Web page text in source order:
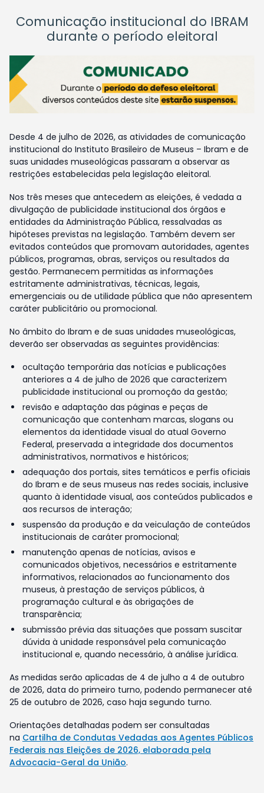
Comunicação institucional do IBRAM
durante o período eleitoral
Desde 4 de julho de 2026, as atividades de comunicação
institucional do Instituto Brasileiro de Museus – Ibram e de
suas unidades museológicas passaram a observar as
restrições estabelecidas pela legislação eleitoral.
Nos três meses que antecedem as eleições, é vedada a
divulgação de publicidade institucional dos órgãos e
entidades da Administração Pública, ressalvadas as
hipóteses previstas na legislação. Também devem ser
evitados conteúdos que promovam autoridades, agentes
públicos, programas, obras, serviços ou resultados da
gestão. Permanecem permitidas as informações
estritamente administrativas, técnicas, legais,
emergenciais ou de utilidade pública que não apresentem
caráter publicitário ou promocional.
No âmbito do Ibram e de suas unidades museológicas,
deverão ser observadas as seguintes providências:
ocultação temporária das notícias e publicações
anteriores a 4 de julho de 2026 que caracterizem
publicidade institucional ou promoção da gestão;
revisão e adaptação das páginas e peças de
comunicação que contenham marcas, slogans ou
elementos da identidade visual do atual Governo
Federal, preservada a integridade dos documentos
administrativos, normativos e históricos;
adequação dos portais, sites temáticos e perfis oficiais
do Ibram e de seus museus nas redes sociais, inclusive
quanto à identidade visual, aos conteúdos publicados e
aos recursos de interação;
suspensão da produção e da veiculação de conteúdos
institucionais de caráter promocional;
manutenção apenas de notícias, avisos e
comunicados objetivos, necessários e estritamente
informativos, relacionados ao funcionamento dos
museus, à prestação de serviços públicos, à
programação cultural e às obrigações de
transparência;
submissão prévia das situações que possam suscitar
dúvida à unidade responsável pela comunicação
institucional e, quando necessário, à análise jurídica.
As medidas serão aplicadas de 4 de julho a 4 de outubro
de 2026, data do primeiro turno, podendo permanecer até
25 de outubro de 2026, caso haja segundo turno.
Orientações detalhadas podem ser consultadas
na Cartilha de Condutas Vedadas aos Agentes Públicos
Federais nas Eleições de 2026, elaborada pela
Advocacia-Geral da União.